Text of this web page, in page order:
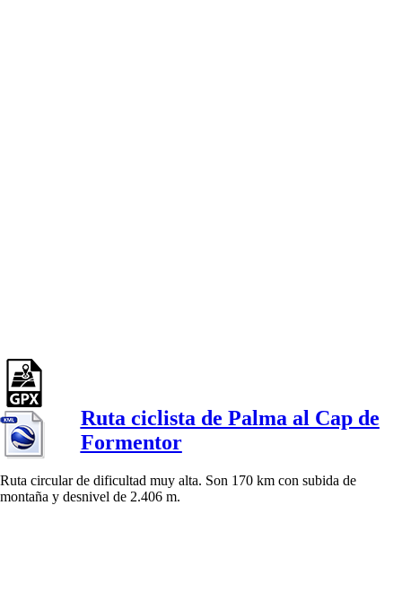
Ruta ciclista de Palma al Cap de
Formentor
Ruta circular de dificultad muy alta. Son 170 km con subida de
montaña y desnivel de 2.406 m.